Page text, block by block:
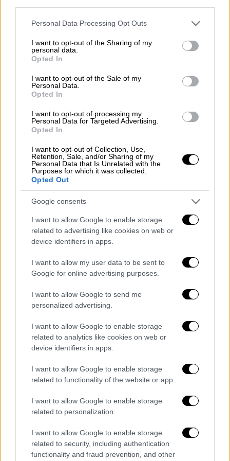
Please note that this website/app uses one or more Google
not limited to your visit or usage behaviour. You may click to
grant or deny consent to Google and its third-party tags to
use your data for below specified purposes in below Google
consent section.
Personal Data Processing Opt Outs
I want to opt-out of the Sharing of my
personal data.
Opted In
I want to opt-out of the Sale of my
Personal Data.
Opted In
I want to opt-out of processing my
Personal Data for Targeted Advertising.
Opted In
I want to opt-out of Collection, Use,
Retention, Sale, and/or Sharing of my
Personal Data that Is Unrelated with the
Purposes for which it was collected.
Opted Out
Google consents
I want to allow Google to enable storage
related to advertising like cookies on web or
device identifiers in apps.
I want to allow my user data to be sent to
Google for online advertising purposes.
I want to allow Google to send me
personalized advertising.
I want to allow Google to enable storage
related to analytics like cookies on web or
device identifiers in apps.
I want to allow Google to enable storage
related to functionality of the website or app.
I want to allow Google to enable storage
related to personalization.
I want to allow Google to enable storage
related to security, including authentication
functionality and fraud prevention, and other
Χαλκιδική
Σύμφωνα με την ίδια«εδώ και πολλά χρόνια
δεν τόλμησε κανείς να γκρεμίσει τις
συγκεκριμένες αυθαίρετες περιφράξεις.
Τόλμησα και τις γκρέμισα και κάναμε τη
χρησιμοποιούσαν μια σκαλίτσα για να
φτάσουν στη θάλασσα. Συνεχίζουμε με γοργό
ανάπλασης και εξωραϊσμού των οικισμών
του Δήμου μας, για να προσφέρουμε
ασφάλεια και αισθητική αναβάθμιση σε
κατοίκους και επισκέπτες. Ο παραλιακός
είναι ένα διαμάντι για
τον Δήμο Κασσάνδρας που οφείλουμε να
προστατεύουμε και να φροντίζουμε».
Όλο το προηγούμενο διάστημα ο δήμος
Κασσάνδρας είχε δεχτεί επανειλημμένες
οχλήσεις γονέων με παιδιά ΑΜΕΑ οι οποίοι
παραπονιόντουσαν για την κατάσταση και
«Η πανδημία, τα τελευταία δύο χρόνια μας
καθυστέρησε πάρα πολλοί για να